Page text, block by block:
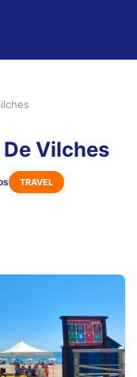
De Vilches
TRAVEL